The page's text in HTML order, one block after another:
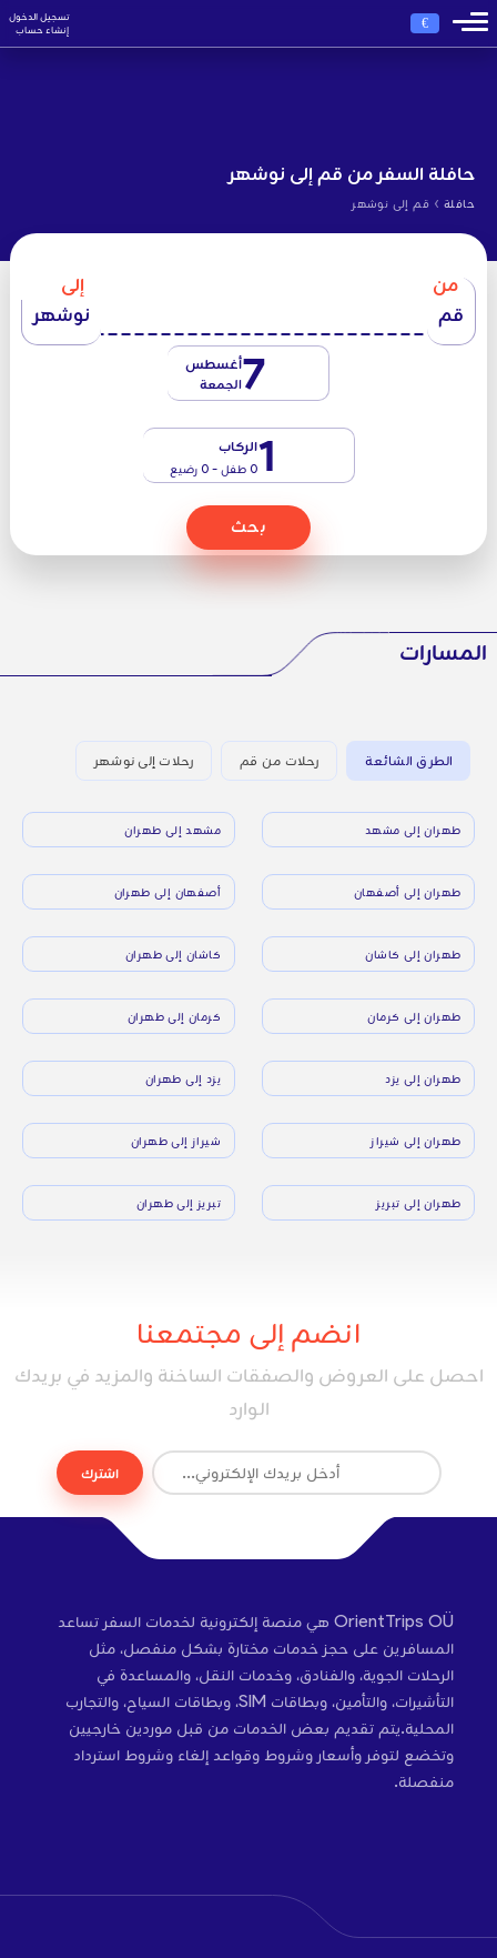
€
تسجيل الدخول
إنشاء حساب
حافلة السفر من قم إلى نوشهر
حافلة › قم إلى نوشهر
من
قم
إلى
نوشهر
7أغسطس
الجمعة
1الركاب
0 طفل - 0 رضيع
بحث
المسارات
الطرق الشائعة رحلات من قم رحلات إلى نوشهر
طهران إلى مشهد مشهد إلى طهران
طهران إلى أصفهان أصفهان إلى طهران
طهران إلى كاشان كاشان إلى طهران
طهران إلى كرمان كرمان إلى طهران
طهران إلى يزد يزد إلى طهران
طهران إلى شيراز شيراز إلى طهران
طهران إلى تبريز تبريز إلى طهران
انضم إلى مجتمعنا
احصل على العروض والصفقات الساخنة والمزيد في بريدك
الوارد
اشترك
OrientTrips OÜ هي منصة إلكترونية لخدمات السفر تساعد
المسافرين على حجز خدمات مختارة بشكل منفصل، مثل
الرحلات الجوية، والفنادق، وخدمات النقل، والمساعدة في
التأشيرات، والتأمين، وبطاقات SIM، وبطاقات السياح، والتجارب
المحلية.يتم تقديم بعض الخدمات من قبل موردين خارجيين
وتخضع لتوفر وأسعار وشروط وقواعد إلغاء وشروط استرداد
منفصلة.